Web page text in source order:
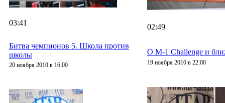
03:41
Битва чемпионов 5. Школа против
школы
20 ноября 2010 в 16:00
02:49
О M-1 Challenge и
19 ноября 2010 в 22:00